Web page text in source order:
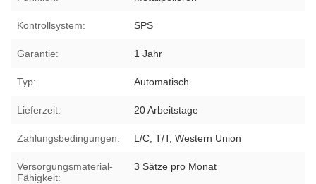
Kontrollsystem: SPS
Garantie: 1 Jahr
Typ: Automatisch
Lieferzeit: 20 Arbeitstage
Zahlungsbedingungen: L/C, T/T, Western Union
Versorgungsmaterial-
Fähigkeit:
3 Sätze pro Monat